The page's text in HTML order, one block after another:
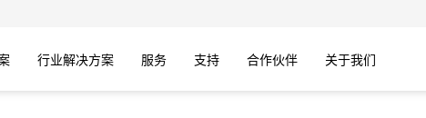
行业解决方案 服务 支持 合作伙伴 关于我们